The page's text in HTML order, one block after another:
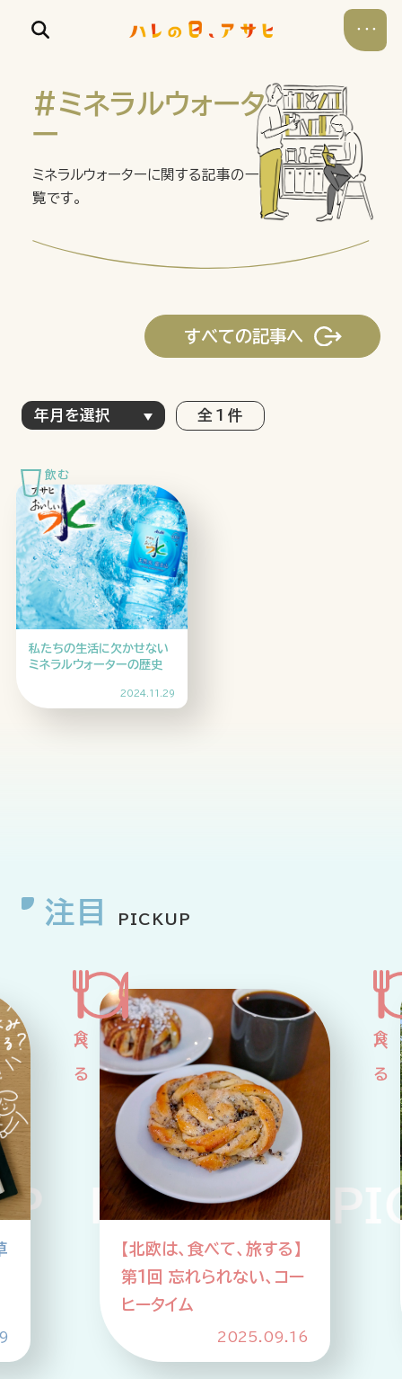
考える
特集記事 連載
夏のビール特集2025
お酒との付き合い方
大阪・関西万博
おでかけ 池波正太郎
みんなで乾杯
特別なおやつ時間
公式Xアカウント
アサヒグループ公式チャンネル
公式アカウント一覧
企業情報 ニュースリリース
プライバシーポリシー
ご利用規約
#ミネラルウォータ
ー
ミネラルウォーターに関する記事の一
覧です。
全 1 件
すべての記事へ
私たちの生活に欠かせない
ミネラルウォーターの歴史
2024.11.29
注目 PICKUP
PICKUP
【北欧は、食べて、旅する】
第1回 忘れられない、コー
ヒータイム
2025.09.16